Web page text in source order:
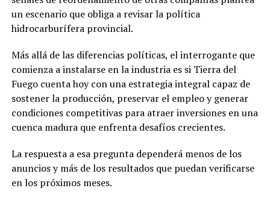
un escenario que obliga a revisar la política
hidrocarburífera provincial.
Más allá de las diferencias políticas, el interrogante que
comienza a instalarse en la industria es si Tierra del
Fuego cuenta hoy con una estrategia integral capaz de
sostener la producción, preservar el empleo y generar
condiciones competitivas para atraer inversiones en una
cuenca madura que enfrenta desafíos crecientes.
La respuesta a esa pregunta dependerá menos de los
anuncios y más de los resultados que puedan verificarse
en los próximos meses.